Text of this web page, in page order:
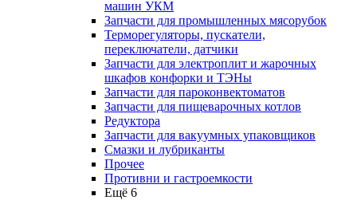
машин УКМ
Запчасти для промышленных мясорубок
Терморегуляторы, пускатели,
переключатели, датчики
Запчасти для электроплит и жарочных
шкафов конфорки и ТЭНы
Запчасти для пароконвектоматов
Запчасти для пищеварочных котлов
Редуктора
Запчасти для вакуумных упаковщиков
Смазки и лубриканты
Прочее
Противни и гастроемкости
Ещё 6